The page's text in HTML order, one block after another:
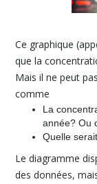
Ce graphique
que la
Mais il ne peut
comme
La
année? Ou
Quelle
Le diagramme
des données,